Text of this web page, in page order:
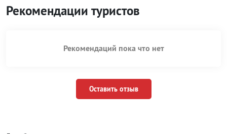
Рекомендации туристов
Рекомендаций пока что нет
Оставить отзыв